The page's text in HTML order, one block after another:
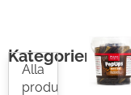
Kategorier
Alla
produkter